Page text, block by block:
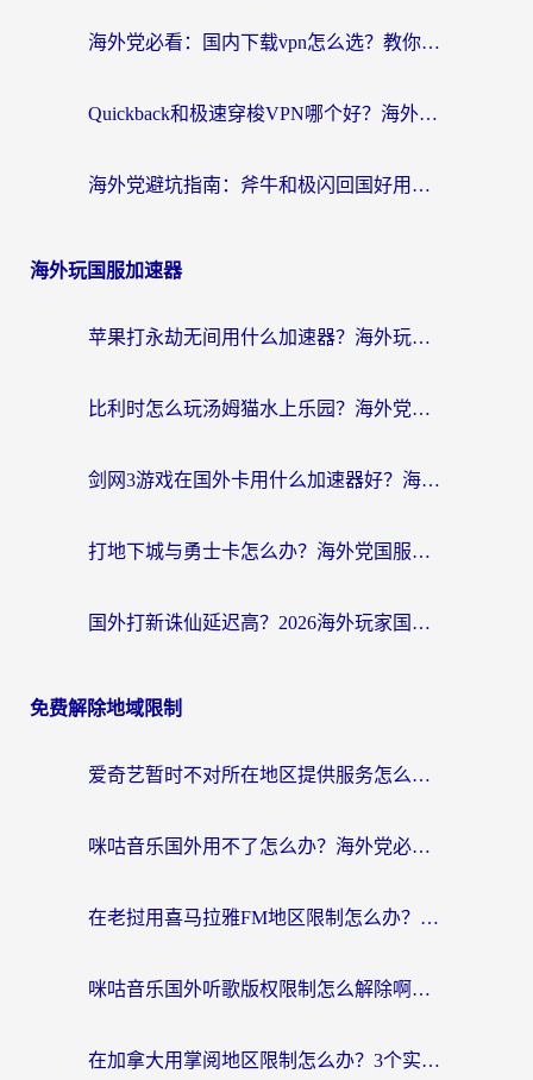
海外党必看：国内下载vpn怎么选？教你无缝访问国内资源的实用指南
Quickback和极速穿梭VPN哪个好？海外党亲测3招选对回国加速器，看这篇就够了
海外党避坑指南：斧牛和极闪回国好用吗？选对加速器才能无缝刷剧玩游戏
海外玩国服加速器
苹果打永劫无间用什么加速器？海外玩家亲测有效的国服游戏加速指南
比利时怎么玩汤姆猫水上乐园？海外党国服游戏加速终极指南（附无畏契约食之契约解决办法）
剑网3游戏在国外卡用什么加速器好？海外党亲测有效的国服游戏加速指南
打地下城与勇士卡怎么办？海外党国服游戏加速终极指南（附北美欧洲实测）
国外打新诛仙延迟高？2026海外玩家国服游戏加速器终极指南（附天龙八部闪耀暖暖实测）
免费解除地域限制
爱奇艺暂时不对所在地区提供服务怎么办？海外党亲测有效的追剧解决方案
咪咕音乐国外用不了怎么办？海外党必备的国内内容访问全攻略
在老挝用喜马拉雅FM地区限制怎么办？海外党亲测有效的回国加速方案
咪咕音乐国外听歌版权限制怎么解除啊？海外党亲测有效的回国加速方案
在加拿大用掌阅地区限制怎么办？3个实用技巧帮你轻松解决（附海外华人必备工具）